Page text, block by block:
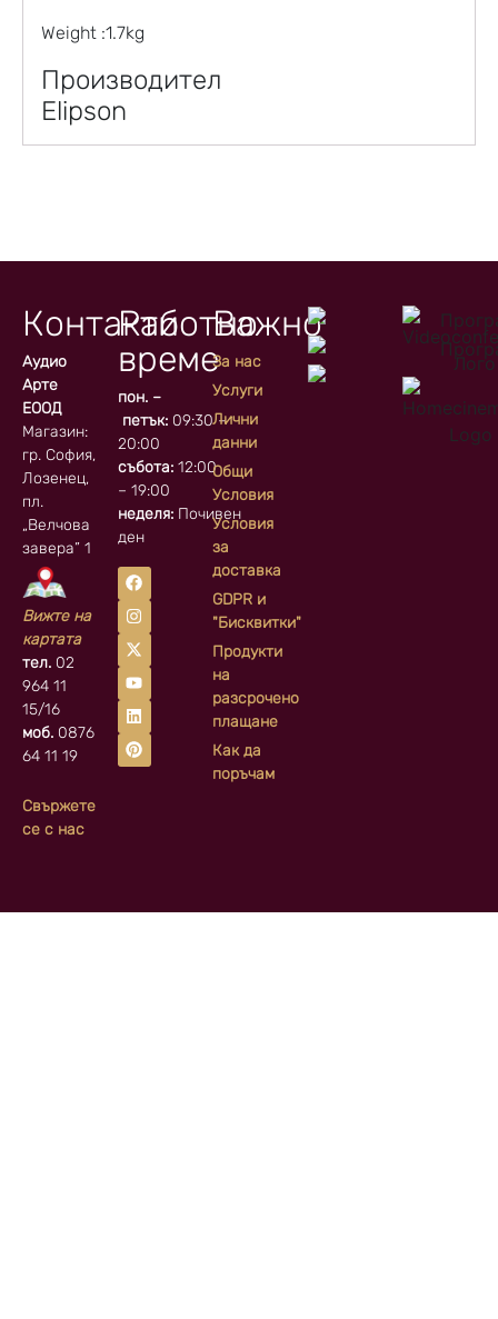
Weight :1.7kg
Производител
Elipson
Контакти
Аудио
Арте
ЕООД
Магазин:
гр. София, кв.
Лозенец,
пл.
„Велчова
завера” 1
Вижте на
картата
тел. 02
964 11
15/16
моб. 0876
64 11 19
Свържете
се с нас
Работно
време
пон. –
петък:09:30 –
20:00
събота:12:00
– 19:00
неделя:Почивен
ден
Важно
За нас
Услуги
Лични
данни
Общи
Условия
Условия
за
доставка
GDPR и
"Бисквитки"
Продукти
на
разсрочено
плащане
Как да
поръчам